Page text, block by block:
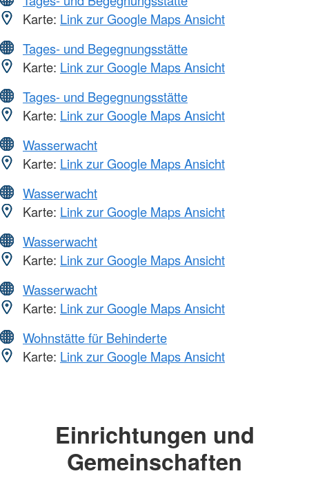
Karte: Link zur Google Maps Ansicht
Tages- und Begegnungsstätte
Karte: Link zur Google Maps Ansicht
Tages- und Begegnungsstätte
Karte: Link zur Google Maps Ansicht
Wasserwacht
Karte: Link zur Google Maps Ansicht
Wasserwacht
Karte: Link zur Google Maps Ansicht
Wasserwacht
Karte: Link zur Google Maps Ansicht
Wasserwacht
Karte: Link zur Google Maps Ansicht
Wohnstätte für Behinderte
Karte: Link zur Google Maps Ansicht
Einrichtungen und
Gemeinschaften